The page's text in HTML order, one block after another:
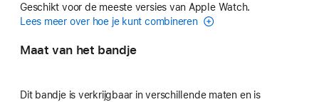
Geschikt voor de meeste versies van Apple Watch.
Lees meer over hoe je kunt combineren
Maat van het bandje
Dit bandje is verkrijgbaar in verschillende maten en is